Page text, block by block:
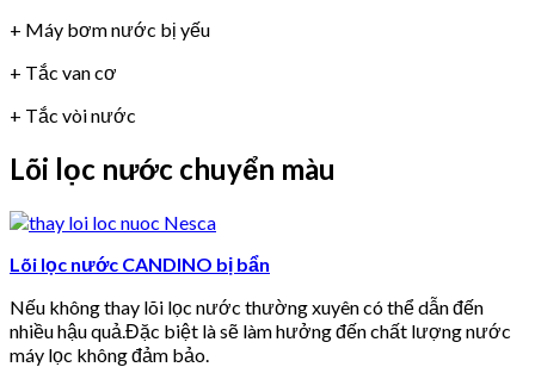
+ Máy bơm nước bị yếu
+ Tắc van cơ
+ Tắc vòi nước
Lõi lọc nước chuyển màu
Lõi lọc nước CANDINO bị bẩn
Nếu không thay lõi lọc nước thường xuyên có thể dẫn đến
nhiều hậu quả.Đặc biệt là sẽ làm hưởng đến chất lượng nước
máy lọc không đảm bảo.